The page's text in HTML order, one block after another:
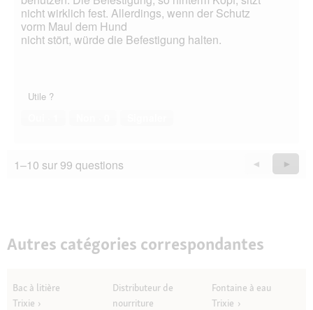
nicht wirklich fest. Allerdings, wenn der Schutz
vorm Maul dem Hund
nicht stört, würde die Befestigung halten.
Utile ?
1–10 sur 99 questions
Précédent
Questions
◄ ►
Autres catégories correspondantes
Bac à litière
Trixie
Distributeur de
nourriture
Fontaine à eau
Trixie